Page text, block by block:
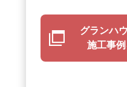
グランハ
施工事